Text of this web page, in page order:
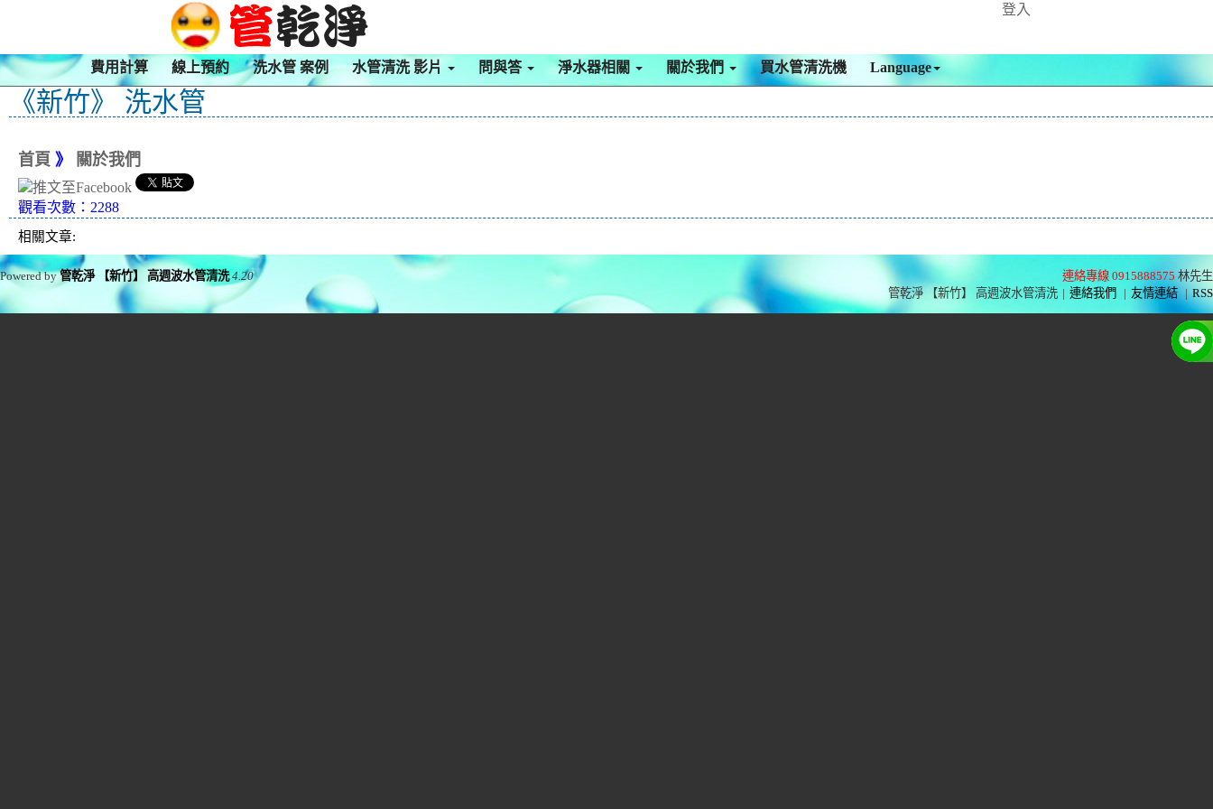
登入
費用計算 線上預約 洗水管 案例 水管清洗 影片 問與答 淨水器相關 關於我們 買水管清洗機 Language
《新竹》 洗水管
首頁 》 關於我們
觀看次數：2288
相關文章:
連絡專線 0915888575 林先生
管乾淨 【新竹】 高週波水管清洗 | 連絡我們 | 友情連結 | RSS
Powered by管乾淨 【新竹】 高週波水管清洗 4.20